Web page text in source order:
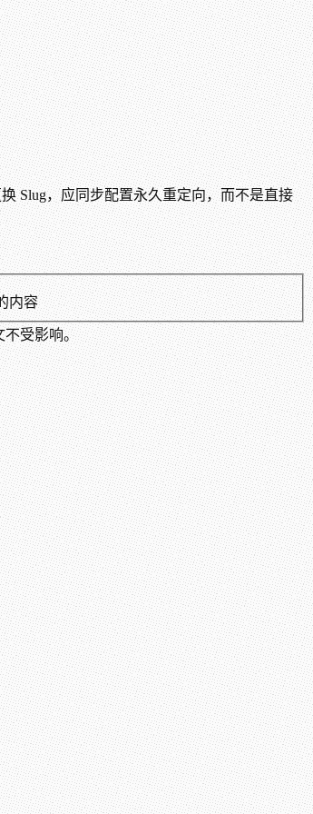
Slug，应同步配置永久重定向，而不是直接
内容
不受影响。